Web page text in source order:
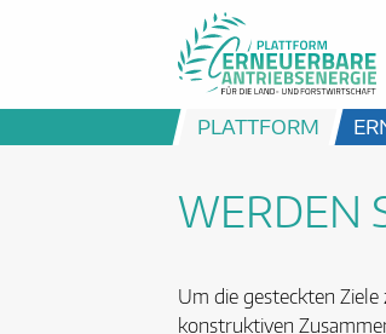
PLATTFORM
WERDEN
Um die gesteckten
konstruktiven